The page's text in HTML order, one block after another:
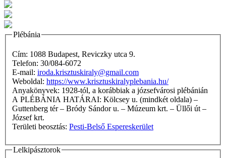
Plébánia
Cím: 1088 Budapest, Reviczky utca 9.
Telefon: 30/084-6072
E-mail: iroda.krisztuskiraly@gmail.com
Weboldal: https://www.krisztuskiralyplebania.hu/
Anyakönyvek: 1928-tól, a korábbiak a józsefvárosi plébánián
A PLÉBÁNIA HATÁRAI: Kölcsey u. (mindkét oldala) –
Guttenberg tér – Bródy Sándor u. – Múzeum krt. – Üllői út –
József krt.
Területi beosztás: Pesti-Belső Espereskerület
Lelkipásztorok